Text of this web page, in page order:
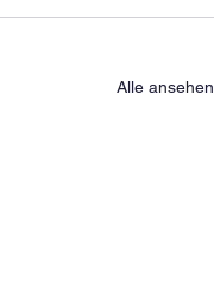
Alle ansehen